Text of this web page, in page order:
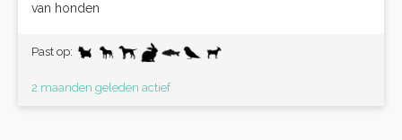
van honden
Past op:
2 maanden geleden actief